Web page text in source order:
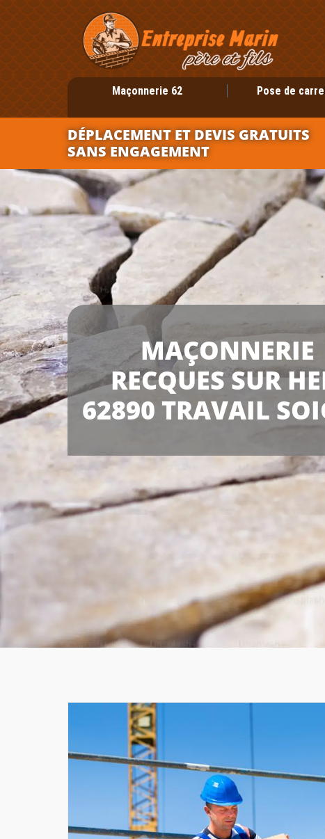
Maçonnerie 62 Pose de
DÉPLACEMENT ET DEVIS GRATUITS
SANS ENGAGEMENT
MAÇONNERIE
RECQUES SUR
62890 TRAVAIL